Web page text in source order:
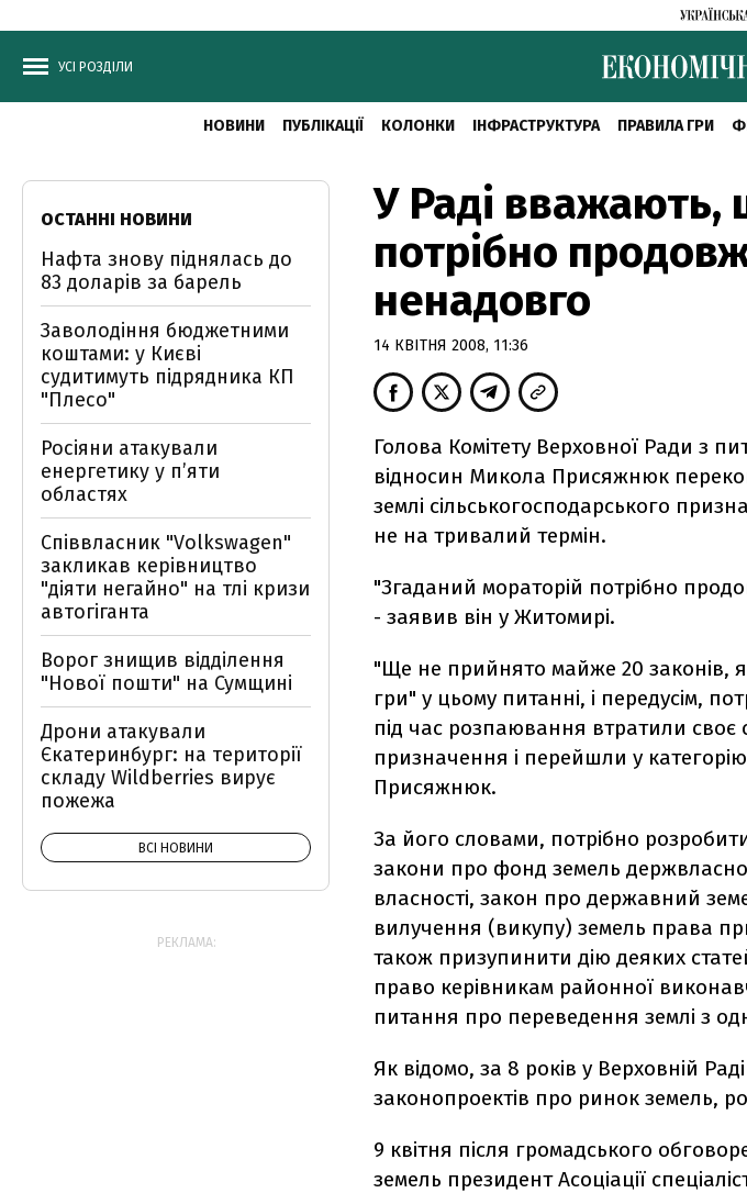
УСІ РОЗДІЛИ
НОВИНИ ПУБЛІКАЦІЇ КОЛОНКИ ІНФРАСТРУКТУРА ПРАВИЛА ГРИ
У Раді вважають,
потрібно
ненадовго
14 КВІТНЯ 2008, 11:36
Голова Комітету Верховної Ради з
відносин Микола Присяжнюк
землі сільськогосподарського
не на тривалий термін.
"Згаданий мораторій потрібно
- заявив він у Житомирі.
"Ще не прийнято майже 20 законів,
гри" у цьому питанні, і передусім,
під час розпаювання втратили своє
призначення і перейшли у
Присяжнюк.
За його словами, потрібно
закони про фонд земель
власності, закон про державний
вилучення (викупу) земель права
також призупинити дію деяких
право керівникам районної
питання про переведення землі з
Як відомо, за 8 років у Верховній
законопроектів про ринок земель,
9 квітня після громадського
земель президент Асоціації
ОСТАННІ НОВИНИ
Нафта знову піднялась до
83 доларів за барель
Заволодіння бюджетними
коштами: у Києві
судитимуть підрядника КП
"Плесо"
Росіяни атакували
енергетику у пʼяти
областях
Співвласник "Volkswagen"
закликав керівництво
"діяти негайно" на тлі кризи
автогіганта
Ворог знищив відділення
"Нової пошти" на Сумщині
Дрони атакували
Єкатеринбург: на території
складу Wildberries вирує
пожежа
ВСІ НОВИНИ
РЕКЛАМА: